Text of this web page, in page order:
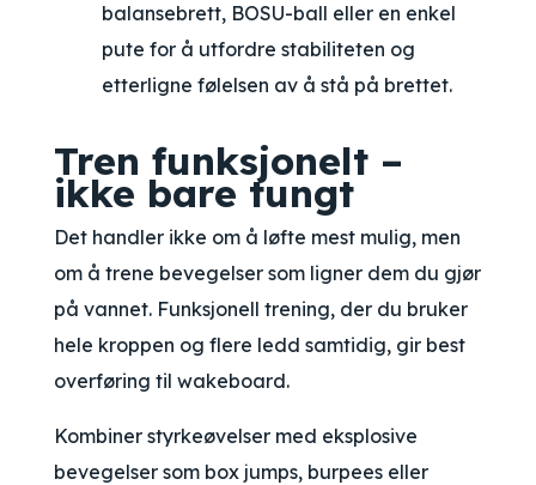
balansebrett, BOSU-ball eller en enkel
pute for å utfordre stabiliteten og
etterligne følelsen av å stå på brettet.
Tren funksjonelt –
ikke bare tungt
Det handler ikke om å løfte mest mulig, men
om å trene bevegelser som ligner dem du gjør
på vannet. Funksjonell trening, der du bruker
hele kroppen og flere ledd samtidig, gir best
overføring til wakeboard.
Kombiner styrkeøvelser med eksplosive
bevegelser som box jumps, burpees eller